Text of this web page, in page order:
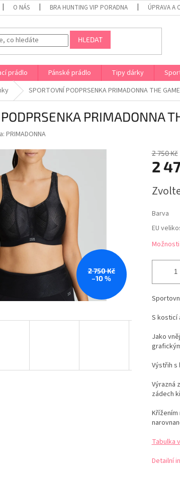
O NÁS BRA HUNTING VIP PORADNA ÚPRAVA A
HLEDAT
prádlo Pánské prádlo Tipy dárky
SPORTOVNÍ PODPRSENKA PRIMADONNA THE
PRIMADONNA
PRIMADONNA
2 750 Kč
–10 %
2 750 Kč
2
cena:
Barva
EU
S kosticí
Jako
Výstřih s
Výrazná
zádech
Křížením
Tabulka
Detailní